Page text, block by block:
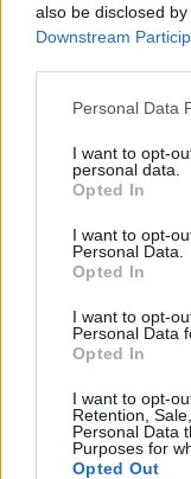
also be disclosed
Downstream
Please note that
not limited to your
grant or deny
use your data for
consent section.
Personal Data
I want to opt-
personal data.
Opted In
I want to opt-
Personal Data.
Opted In
I want to opt-
Personal Data
Opted In
I want to opt-
Retention,
Personal Data
Purposes for
Opted Out
Szintén új lemezt
zenekar
beállítani, ami
szórakoztatóan
titkuk, hogy
” –
MINDEN SZAR
átdolgozás is
van, pedig lófasz se
Kispál-paródia, a